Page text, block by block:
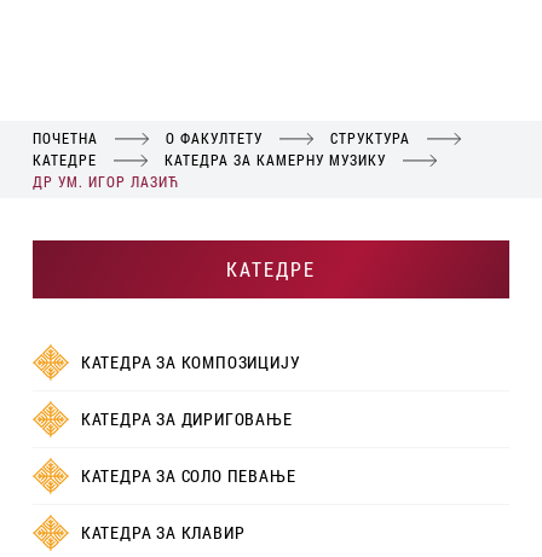
ПОЧЕТНА О ФАКУЛТЕТУ
СТРУКТУРА
КАТЕДРЕ
КАТЕДРА ЗА КАМЕРНУ МУЗИКУ
ДР УМ. ИГОР ЛАЗИЋ
КАТЕДРЕ
КАТЕДРА ЗА КОМПОЗИЦИЈУ
КАТЕДРА ЗА ДИРИГОВАЊЕ
КАТЕДРА ЗА СОЛО ПЕВАЊЕ
КАТЕДРА ЗА КЛАВИР